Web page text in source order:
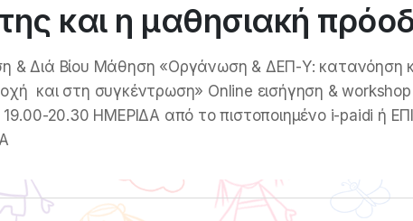
και η μαθησιακή
& Διά Βίου Μάθηση «Οργάνωση & ΔΕΠ-Υ: κατανόηση
και στη συγκέντρωση» Online εισήγηση &
20.30 ΗΜΕΡΙΔΑ από το πιστοποιημένο i-paidi ή